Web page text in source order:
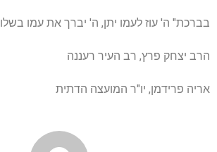
בברכת" ה' עוז לעמו יתן, ה' יברך את עמו
הרב יצחק פרץ, רב העיר רעננה
אריה פרידמן, יו"ר המועצה הדתית